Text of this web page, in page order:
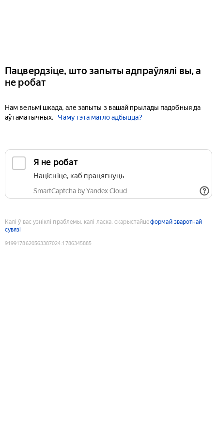
Пацвердзіце, што запыты адпраўлялі вы, а
не робат
Нам вельмі шкада, але запыты з вашай прылады падобныя да
аўтаматычных.
Чаму гэта магло адбыцца?
Я не робат
Націсніце, каб працягнуць
SmartCaptcha by Yandex Cloud
Калі ў вас узніклі праблемы, калі ласка, скарыстайцеформай зваротнай
сувязі
9199178620563387024:1786345885